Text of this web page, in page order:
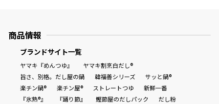
商品情報
ブランドサイト一覧
ヤマキ『めんつゆ』
ヤマキ割烹白だし®
旨さ、別格。だし屋の鍋
韓福善シリーズ
サッと鍋®
楽チン鍋®
楽チン屋® ストレートつゆ
新鮮一番
『氷熟®』
『踊り節』 鰹節屋のだしパック だし粉